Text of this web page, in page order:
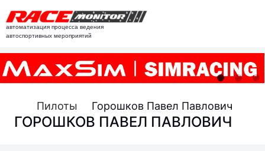
автоматизация процесса ведения
автоспортивных мероприятий
Пилоты Горошков Павел Павлович
ГОРОШКОВ ПАВЕЛ ПАВЛОВИЧ